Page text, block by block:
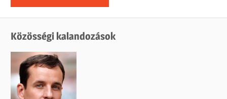
Közösségi kalandozások